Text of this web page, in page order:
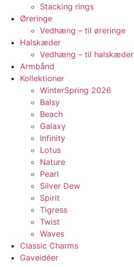
Stacking rings
Øreringe
Vedhæng – til øreringe
Halskæder
Vedhæng – til halskæder
Armbånd
Kollektioner
WinterSpring 2026
Balsy
Beach
Galaxy
Infinity
Lotus
Nature
Pearl
Silver Dew
Spirit
Tigress
Twist
Waves
Classic Charms
Gaveidéer